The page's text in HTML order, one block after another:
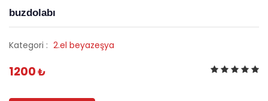
buzdolabı
Kategori : 2.el beyazeşya
1200₺